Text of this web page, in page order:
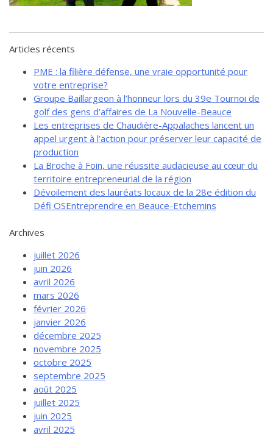
de solidarité
Événements et formations
Documentation
Articles récents
PME : la filière défense, une vraie opportunité pour
votre entreprise?
Groupe Baillargeon à l’honneur lors du 39e Tournoi de
golf des gens d’affaires de La Nouvelle-Beauce
Les entreprises de Chaudière-Appalaches lancent un
appel urgent à l’action pour préserver leur capacité de
production
La Broche à Foin, une réussite audacieuse au cœur du
territoire entrepreneurial de la région
Dévoilement des lauréats locaux de la 28e édition du
Défi OSEntreprendre en Beauce-Etchemins
Archives
juillet 2026
juin 2026
avril 2026
mars 2026
février 2026
janvier 2026
décembre 2025
novembre 2025
octobre 2025
septembre 2025
août 2025
juillet 2025
juin 2025
avril 2025